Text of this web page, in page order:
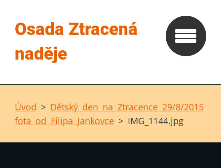
Osada Ztracená
naděje
Úvod > Dětský den na Ztracence 29/8/2015
fota od Filipa Jankovce > IMG_1144.jpg